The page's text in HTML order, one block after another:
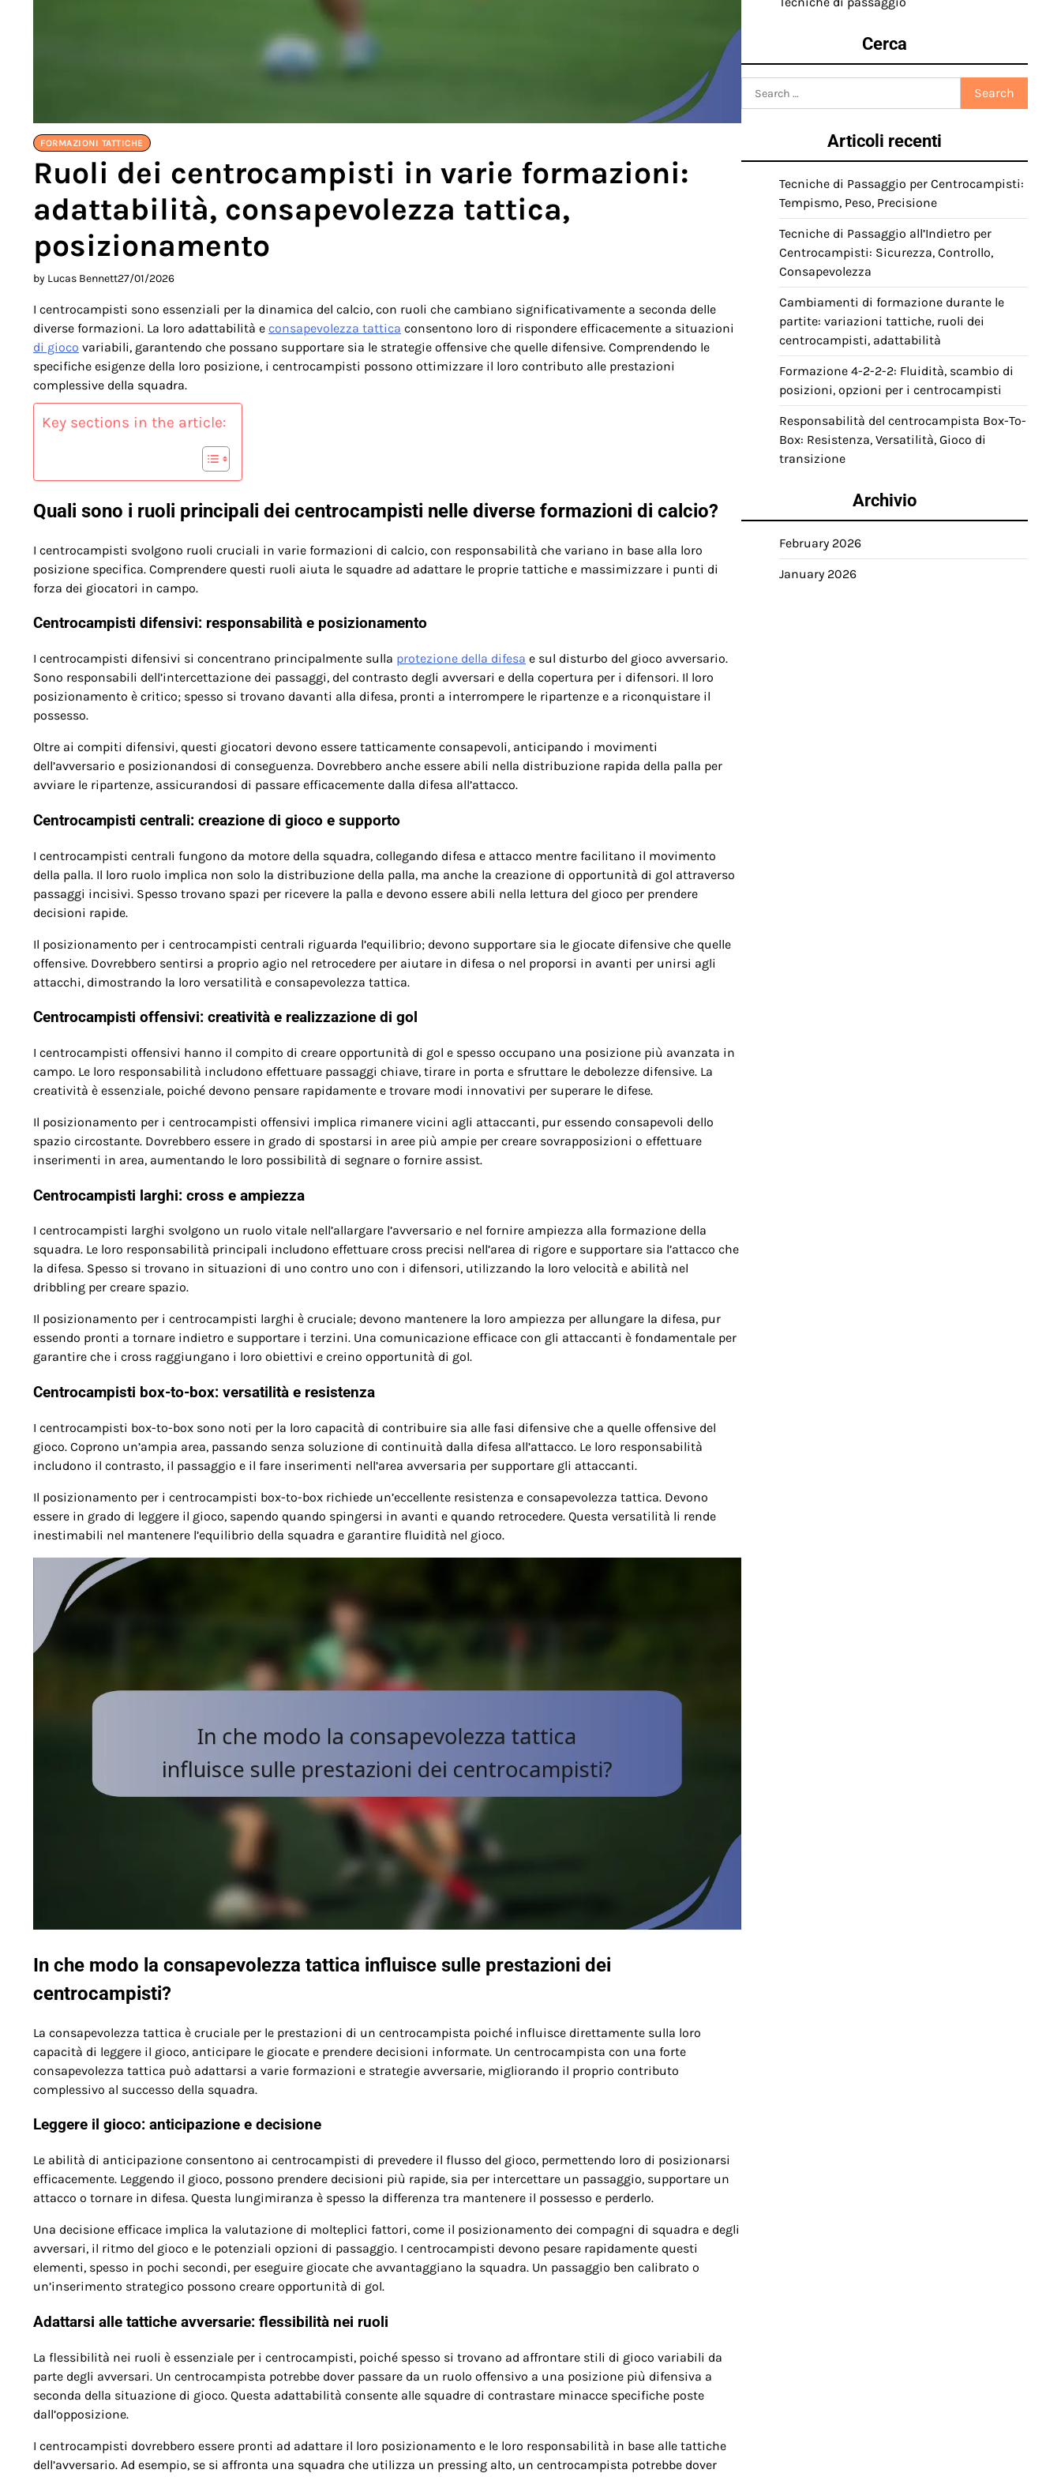
FORMAZIONI TATTICHE
Ruoli dei centrocampisti in varie formazioni:
adattabilità, consapevolezza tattica,
posizionamento
by Lucas Bennett27/01/2026
I centrocampisti sono essenziali per la dinamica del calcio, con ruoli che cambiano significativamente a seconda delle
diverse formazioni. La loro adattabilità e consapevolezza tattica consentono loro di rispondere efficacemente a situazioni
di gioco variabili, garantendo che possano supportare sia le strategie offensive che quelle difensive. Comprendendo le
specifiche esigenze della loro posizione, i centrocampisti possono ottimizzare il loro contributo alle prestazioni
complessive della squadra.
Key sections in the article:
Quali sono i ruoli principali dei centrocampisti nelle diverse formazioni di calcio?
I centrocampisti svolgono ruoli cruciali in varie formazioni di calcio, con responsabilità che variano in base alla loro
posizione specifica. Comprendere questi ruoli aiuta le squadre ad adattare le proprie tattiche e massimizzare i punti di
forza dei giocatori in campo.
Centrocampisti difensivi: responsabilità e posizionamento
I centrocampisti difensivi si concentrano principalmente sulla protezione della difesa e sul disturbo del gioco avversario.
Sono responsabili dell’intercettazione dei passaggi, del contrasto degli avversari e della copertura per i difensori. Il loro
posizionamento è critico; spesso si trovano davanti alla difesa, pronti a interrompere le ripartenze e a riconquistare il
possesso.
Oltre ai compiti difensivi, questi giocatori devono essere tatticamente consapevoli, anticipando i movimenti
dell’avversario e posizionandosi di conseguenza. Dovrebbero anche essere abili nella distribuzione rapida della palla per
avviare le ripartenze, assicurandosi di passare efficacemente dalla difesa all’attacco.
Centrocampisti centrali: creazione di gioco e supporto
I centrocampisti centrali fungono da motore della squadra, collegando difesa e attacco mentre facilitano il movimento
della palla. Il loro ruolo implica non solo la distribuzione della palla, ma anche la creazione di opportunità di gol attraverso
passaggi incisivi. Spesso trovano spazi per ricevere la palla e devono essere abili nella lettura del gioco per prendere
decisioni rapide.
Il posizionamento per i centrocampisti centrali riguarda l’equilibrio; devono supportare sia le giocate difensive che quelle
offensive. Dovrebbero sentirsi a proprio agio nel retrocedere per aiutare in difesa o nel proporsi in avanti per unirsi agli
attacchi, dimostrando la loro versatilità e consapevolezza tattica.
Centrocampisti offensivi: creatività e realizzazione di gol
I centrocampisti offensivi hanno il compito di creare opportunità di gol e spesso occupano una posizione più avanzata in
campo. Le loro responsabilità includono effettuare passaggi chiave, tirare in porta e sfruttare le debolezze difensive. La
creatività è essenziale, poiché devono pensare rapidamente e trovare modi innovativi per superare le difese.
Il posizionamento per i centrocampisti offensivi implica rimanere vicini agli attaccanti, pur essendo consapevoli dello
spazio circostante. Dovrebbero essere in grado di spostarsi in aree più ampie per creare sovrapposizioni o effettuare
inserimenti in area, aumentando le loro possibilità di segnare o fornire assist.
Centrocampisti larghi: cross e ampiezza
I centrocampisti larghi svolgono un ruolo vitale nell’allargare l’avversario e nel fornire ampiezza alla formazione della
squadra. Le loro responsabilità principali includono effettuare cross precisi nell’area di rigore e supportare sia l’attacco che
la difesa. Spesso si trovano in situazioni di uno contro uno con i difensori, utilizzando la loro velocità e abilità nel
dribbling per creare spazio.
Il posizionamento per i centrocampisti larghi è cruciale; devono mantenere la loro ampiezza per allungare la difesa, pur
essendo pronti a tornare indietro e supportare i terzini. Una comunicazione efficace con gli attaccanti è fondamentale per
garantire che i cross raggiungano i loro obiettivi e creino opportunità di gol.
Centrocampisti box-to-box: versatilità e resistenza
I centrocampisti box-to-box sono noti per la loro capacità di contribuire sia alle fasi difensive che a quelle offensive del
gioco. Coprono un’ampia area, passando senza soluzione di continuità dalla difesa all’attacco. Le loro responsabilità
includono il contrasto, il passaggio e il fare inserimenti nell’area avversaria per supportare gli attaccanti.
Il posizionamento per i centrocampisti box-to-box richiede un’eccellente resistenza e consapevolezza tattica. Devono
essere in grado di leggere il gioco, sapendo quando spingersi in avanti e quando retrocedere. Questa versatilità li rende
inestimabili nel mantenere l’equilibrio della squadra e garantire fluidità nel gioco.
In che modo la consapevolezza tattica influisce sulle prestazioni dei
centrocampisti?
La consapevolezza tattica è cruciale per le prestazioni di un centrocampista poiché influisce direttamente sulla loro
capacità di leggere il gioco, anticipare le giocate e prendere decisioni informate. Un centrocampista con una forte
consapevolezza tattica può adattarsi a varie formazioni e strategie avversarie, migliorando il proprio contributo
complessivo al successo della squadra.
Leggere il gioco: anticipazione e decisione
Le abilità di anticipazione consentono ai centrocampisti di prevedere il flusso del gioco, permettendo loro di posizionarsi
efficacemente. Leggendo il gioco, possono prendere decisioni più rapide, sia per intercettare un passaggio, supportare un
attacco o tornare in difesa. Questa lungimiranza è spesso la differenza tra mantenere il possesso e perderlo.
Una decisione efficace implica la valutazione di molteplici fattori, come il posizionamento dei compagni di squadra e degli
avversari, il ritmo del gioco e le potenziali opzioni di passaggio. I centrocampisti devono pesare rapidamente questi
elementi, spesso in pochi secondi, per eseguire giocate che avvantaggiano la squadra. Un passaggio ben calibrato o
un’inserimento strategico possono creare opportunità di gol.
Adattarsi alle tattiche avversarie: flessibilità nei ruoli
La flessibilità nei ruoli è essenziale per i centrocampisti, poiché spesso si trovano ad affrontare stili di gioco variabili da
parte degli avversari. Un centrocampista potrebbe dover passare da un ruolo offensivo a una posizione più difensiva a
seconda della situazione di gioco. Questa adattabilità consente alle squadre di contrastare minacce specifiche poste
dall’opposizione.
I centrocampisti dovrebbero essere pronti ad adattare il loro posizionamento e le loro responsabilità in base alle tattiche
dell’avversario. Ad esempio, se si affronta una squadra che utilizza un pressing alto, un centrocampista potrebbe dover
Cerca
for:
Articoli recenti
Tecniche di Passaggio per Centrocampisti:
Tempismo, Peso, Precisione
Tecniche di Passaggio all’Indietro per
Centrocampisti: Sicurezza, Controllo,
Consapevolezza
Cambiamenti di formazione durante le
partite: variazioni tattiche, ruoli dei
centrocampisti, adattabilità
Formazione 4-2-2-2: Fluidità, scambio di
posizioni, opzioni per i centrocampisti
Responsabilità del centrocampista Box-To-
Box: Resistenza, Versatilità, Gioco di
transizione
Archivio
February 2026
January 2026